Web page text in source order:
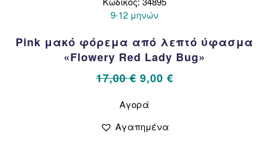
9-12 μηνών
Pink μακό φόρεμα από λεπτό ύφασμα
«Flowery Red Lady Bug»
17,00€ Original
was:
17,00 €.
9,00 €Η
Αγορά
έχει
Αγαπημένα